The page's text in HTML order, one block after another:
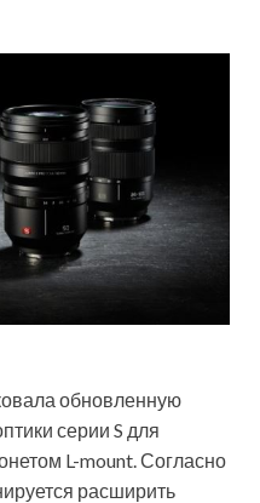
обновленную
серии S для
L-mount. Согласно
расширить